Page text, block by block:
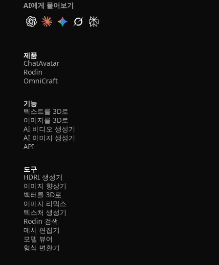
AI에게 물어보기
제품
ChatAvatar
Rodin
OmniCraft
기능
텍스트를 3D로
이미지를 3D로
AI 비디오 생성기
AI 이미지 생성기
API
도구
HDRI 생성기
이미지 향상기
벡터를 3D로
이미지 리믹스
텍스처 생성기
Rodin 검색
메시 편집기
모델 뷰어
형식 변환기